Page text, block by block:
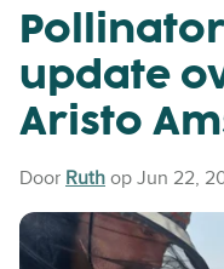
update
Aristo
Door Ruth op Jun 22,